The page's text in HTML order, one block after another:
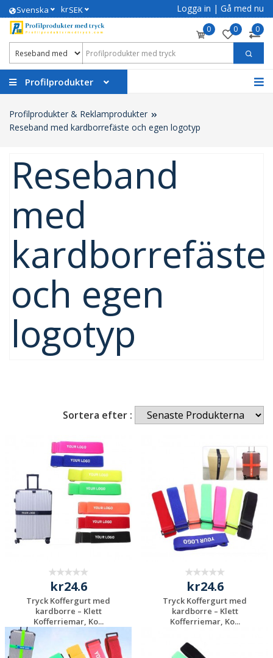
Svenska krSEK Logga in | Gå med nu
0 0 0
Profilprodukter
Profilprodukter & Reklamprodukter
Reseband med kardborrefäste och egen logotyp
Reseband
med
kardborrefäste
och egen
logotyp
Sortera efter :
kr24.6
Tryck Koffergurt med
kardborre – Klett
Kofferriemar, Ko...
Begär en
kostnadsfri offert
kr24.6
Tryck Koffergurt med
kardborre – Klett
Kofferriemar, Ko...
Begär en
kostnadsfri offert